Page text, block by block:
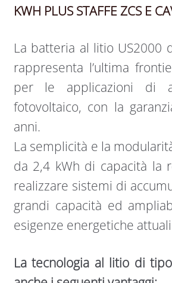
KWH PLUS STAFFE ZCS E
La batteria al litio US2000
rappresenta l’ultima
per le applicazioni di
fotovoltaico, con la
anni.
La semplicità e la
da 2,4 kWh di capacità la
realizzare sistemi di
grandi capacità ed
esigenze energetiche
La tecnologia al litio di